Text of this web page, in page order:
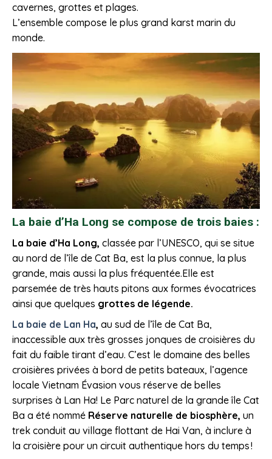
cavernes, grottes et plages.
L’ensemble compose le plus grand karst marin du
monde.
La baie d’Ha Long se compose de trois baies :
La baie d’Ha Long, classée par l’UNESCO, qui se situe
au nord de l’île de Cat Ba, est la plus connue, la plus
grande, mais aussi la plus fréquentée.Elle est
parsemée de très hauts pitons aux formes évocatrices
ainsi que quelques grottes de légende.
La baie de Lan Ha, au sud de l’île de Cat Ba,
inaccessible aux très grosses jonques de croisières du
fait du faible tirant d’eau. C’est le domaine des belles
croisières privées à bord de petits bateaux, l’agence
locale Vietnam Évasion vous réserve de belles
surprises à Lan Ha! Le Parc naturel de la grande île Cat
Ba a été nommé Réserve naturelle de biosphère, un
trek conduit au village flottant de Hai Van, à inclure à
la croisière pour un circuit authentique hors du temps !